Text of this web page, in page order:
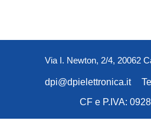
Via I. Newton, 2/4, 20062
dpi@dpielettronica.it
CF e P.IVA: